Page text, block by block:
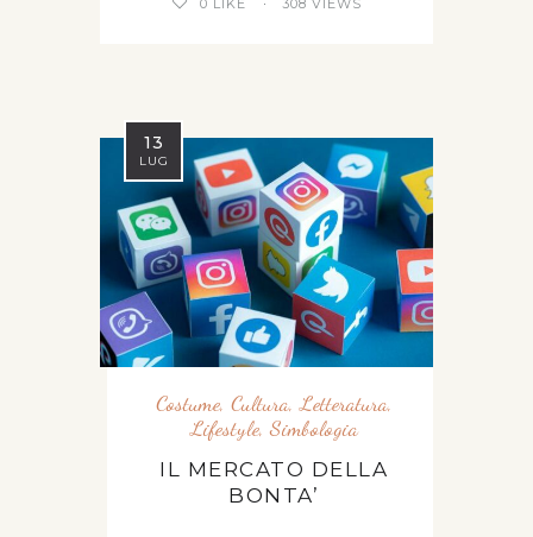
0 LIKE
13
LUG
Costume, Cultura,Letteratura,
Lifestyle,Simbologia
IL MERCATO DELLA
BONTA’